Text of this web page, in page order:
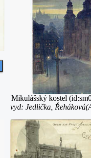
Mikulášský kostel
vyd: Jedlička,